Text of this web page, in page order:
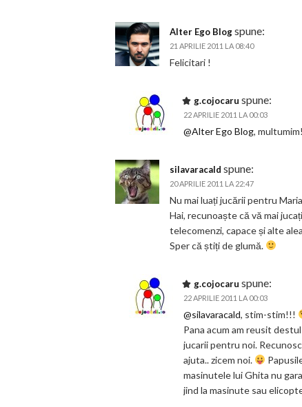
Alter Ego Blogspune:
21 APRILIE 2011 LA 08:40
Felicitari !
g.cojocaru spune:
22 APRILIE 2011 LA 00:03
@Alter Ego Blog,
silavaracald spune:
20 APRILIE 2011 LA 22:47
Nu mai luați jucării pentru
Hai, recunoaște că vă mai
telecomenzi, capace și alte
Sper că știți de glumă.
g.cojocaru spune:
22 APRILIE 2011 LA 00:03
@silavaracald, stim-stim!!!
Pana acum am reusit
jucarii pentru noi.
ajuta.. zicem noi.
masinutele lui Ghita nu
jind la masinute sau